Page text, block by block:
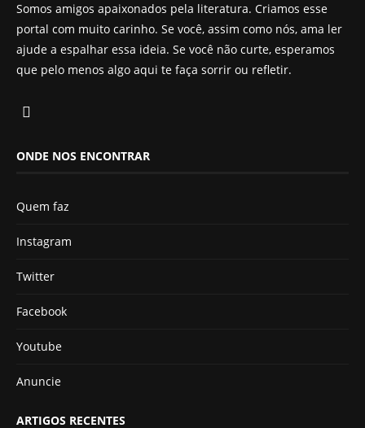
Somos amigos apaixonados pela literatura. Criamos esse
portal com muito carinho. Se você, assim como nós, ama ler
ajude a espalhar essa ideia. Se você não curte, esperamos
que pelo menos algo aqui te faça sorrir ou refletir.
ONDE NOS ENCONTRAR
Quem faz
Instagram
Twitter
Facebook
Youtube
Anuncie
ARTIGOS RECENTES